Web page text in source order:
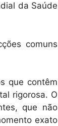
da Saúde
comuns
que contêm
rigorosa. O
que não
exato